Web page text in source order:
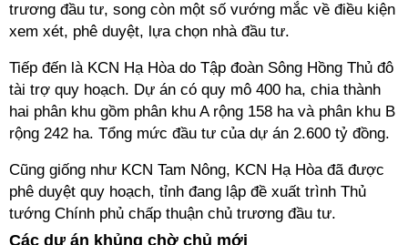
trương đầu tư, song còn một số vướng mắc về điều kiện
xem xét, phê duyệt, lựa chọn nhà đầu tư.
Tiếp đến là KCN Hạ Hòa do Tập đoàn Sông Hồng Thủ đô
tài trợ quy hoạch. Dự án có quy mô 400 ha, chia thành
hai phân khu gồm phân khu A rộng 158 ha và phân khu B
rộng 242 ha. Tổng mức đầu tư của dự án 2.600 tỷ đồng.
Cũng giống như KCN Tam Nông, KCN Hạ Hòa đã được
phê duyệt quy hoạch, tỉnh đang lập đề xuất trình Thủ
tướng Chính phủ chấp thuận chủ trương đầu tư.
Các dự án khủng chờ chủ mới